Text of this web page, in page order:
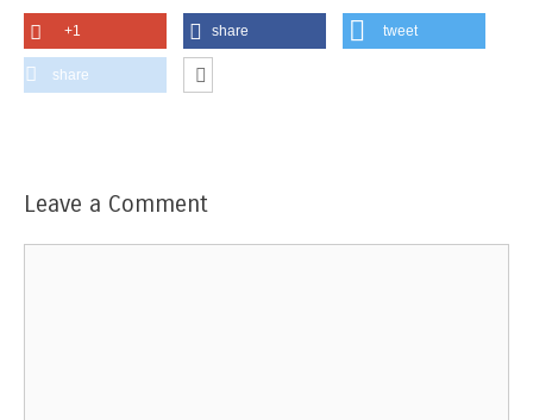
+1 share tweet
share
Leave a Comment